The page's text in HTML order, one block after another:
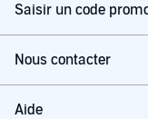
Saisir un code
Nous contacter
Aide